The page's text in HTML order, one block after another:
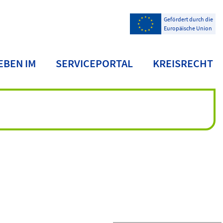
Gefördert durch die
Europäische Union
IM SERVICEPORTAL KREISRECHT